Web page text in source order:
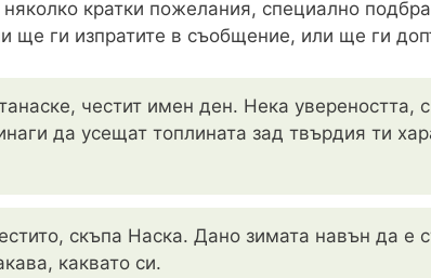
няколко кратки пожелания, специално
ще ги изпратите в съобщение, или ще ги
честит имен ден. Нека увереността,
да усещат топлината зад твърдия ти
скъпа Наска. Дано зимата навън да е
каквато си.